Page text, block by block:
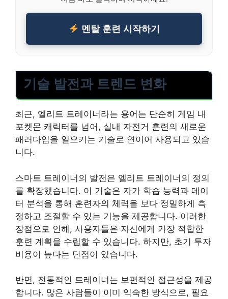
멘탈 훈련 시작하기
기술 발전과 트렌드 변화
최근, 엘리트 트레이너라는 용어는 단순히 게임 내
포켓몬 캐릭터를 넘어, 실내 자전거 훈련의 새로운
패러다임을 일으키는 기술로 연이어 사용되고 있습
니다.
스마트 트레이너의 발전은 엘리트 트레이너의 정의
를 확장했습니다. 이 기술은 자가 학습 능력과 데이
터 분석을 통해 훈련자의 체력을 보다 정밀하게 측
정하고 조절할 수 있는 기능을 제공합니다. 이러한
장점으로 인해, 사용자들은 자신에게 가장 적합한
훈련 계획을 수립할 수 있습니다. 하지만, 초기 투자
비용이 높다는 단점이 있습니다.
반면, 전통적인 트레이너는 보편적인 접근성을 제공
합니다. 많은 사람들이 이미 익숙한 방식으로, 필요